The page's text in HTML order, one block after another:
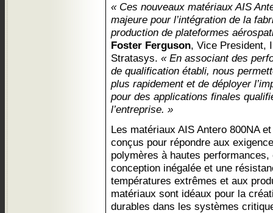
« Ces nouveaux matériaux AIS
majeure pour l’intégration de la
production de plateformes
Foster Ferguson, Vice President,
Stratasys. « En associant des
de qualification établi, nous
plus rapidement et de déployer
pour des applications finales
l’entreprise. »
Les matériaux AIS Antero 800NA
conçus pour répondre aux
polymères à hautes
conception inégalée et une
températures extrêmes et aux
matériaux sont idéaux pour la
durables dans les systèmes